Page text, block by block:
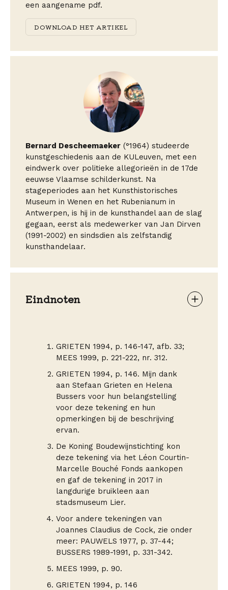
een aangename pdf.
DOWNLOAD HET ARTIKEL
Bernard Descheemaeker (°1964) studeerde
kunstgeschiedenis aan de KULeuven, met een
eindwerk over politieke allegorieën in de 17de
eeuwse Vlaamse schilderkunst. Na
stageperiodes aan het Kunsthistorisches
Museum in Wenen en het Rubenianum in
Antwerpen, is hij in de kunsthandel aan de slag
gegaan, eerst als medewerker van Jan Dirven
(1991-2002) en sindsdien als zelfstandig
kunsthandelaar.
Eindnoten
GRIETEN 1994, p. 146-147, afb. 33;
MEES 1999, p. 221-222, nr. 312.
GRIETEN 1994, p. 146. Mijn dank
aan Stefaan Grieten en Helena
Bussers voor hun belangstelling
voor deze tekening en hun
opmerkingen bij de beschrijving
ervan.
De Koning Boudewijnstichting kon
deze tekening via het Léon Courtin-
Marcelle Bouché Fonds aankopen
en gaf de tekening in 2017 in
langdurige bruikleen aan
stadsmuseum Lier.
Voor andere tekeningen van
Joannes Claudius de Cock, zie onder
meer: PAUWELS 1977, p. 37-44;
BUSSERS 1989-1991, p. 331-342.
MEES 1999, p. 90.
GRIETEN 1994, p. 146